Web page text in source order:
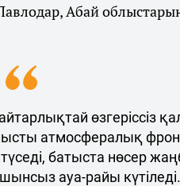
Абай
өзгеріссіз
атмосфералық
батыста нөсер
ауа-райы